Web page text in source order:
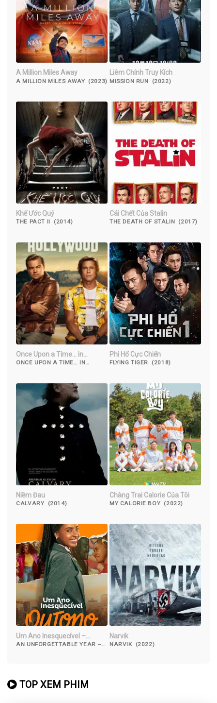
A Million Miles Away
A MILLION MILES AWAY (2023)
Liêm Chính Truy Kích
MISSION RUN (2022)
Khế Ước Quỷ
THE PACT II (2014)
Cái Chết Của Stalin
THE DEATH OF STALIN (2017)
Once Upon a Time… in
Hollywood
ONCE UPON A TIME… IN
Phi Hổ Cực Chiến
FLYING TIGER (2018)
Niềm Đau
CALVARY (2014)
Chàng Trai Calorie Của Tôi
MY CALORIE BOY (2022)
Um Ano Inesquecível –
Outono
AN UNFORGETTABLE YEAR –
Narvik
NARVIK (2022)
TOP XEM PHIM